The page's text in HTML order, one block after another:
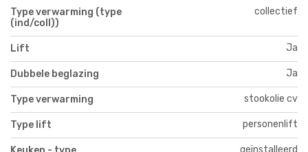
Type verwarming (type
(ind/coll))
collectief
Lift Ja
Dubbele beglazing Ja
Type verwarming stookolie cv
Type lift personenlift